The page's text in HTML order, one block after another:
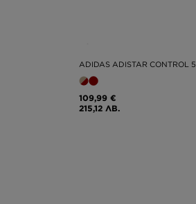
ADIDAS ADISTAR CONTROL 5
109,99 €
215,12 ЛВ.